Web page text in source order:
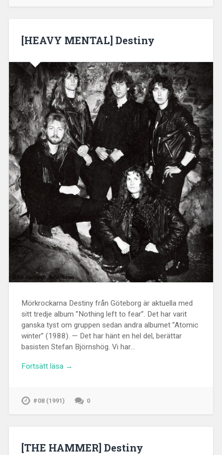
[HEAVY MENTAL] Destiny
Mörkrockarna Destiny från Göteborg är aktuella med
sitt tredje album ”Nothing left to fear”. Det har varit
ganska tyst om gruppen sedan andra albumet ”Atomic
winter” (1988). — Det har hänt en hel del, berättar
basisten Stefan Björnshög. Vi har…
Fortsätt läsa →
#08 (1991) 0
[THE HAMMER] Destiny